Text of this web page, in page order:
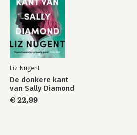
Liz Nugent
De donkere kant
van Sally Diamond
€ 22,99